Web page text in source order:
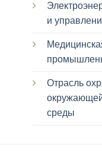
и
Отрасль
среды